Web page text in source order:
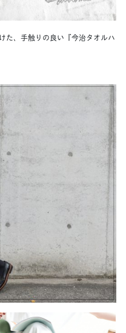
た、手触りの良い『今治タオルハ